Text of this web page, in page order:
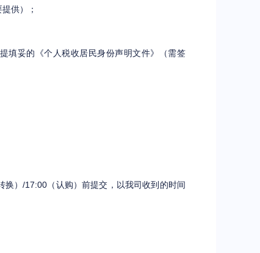
供）；
填妥的《个人税收居民身份声明文件》（需签
）/17:00（认购）前提交，以我司收到的时间